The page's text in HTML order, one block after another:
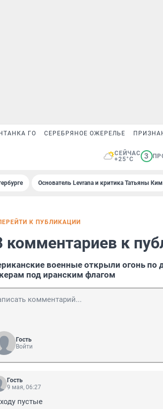
ГО СЕРЕБРЯНОЕ ОЖЕРЕЛЬЕ
СЕЙЧАС
+25°C
3
Основатель Levrana и критика Татьяны Ким
К ПУБЛИКАЦИИ
комментариев к
военные открыли огонь
под иранским флагом
Гость
Войти
Гость
9 мая, 06:27
пустые